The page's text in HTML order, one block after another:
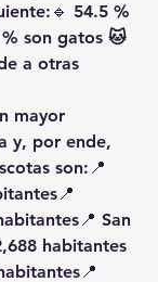
54.5 %
son gatos 🐱
a otras
mayor
y, por ende,
son: 📍
San
habitantes